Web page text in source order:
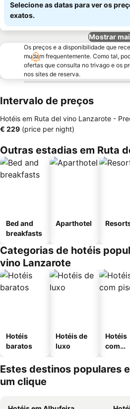
Selecione as datas para ver os
exatos.
Mostrar
Os preços e a disponibilidade que
mudam frequentemente. Como tal,
ofertas que consulta no trivago e os
nos sites de reserva.
Intervalo de preços
Hotéis em Ruta del vino Lanzarote -
‎€ 229 (price per night)
Outras estadias em Ruta
Bed and
breakfasts
Aparthotel
Categorias de hotéis
vino Lanzarote
Hotéis
baratos
Hotéis de
luxo
Hotéis
com
Estes destinos populares
um clique